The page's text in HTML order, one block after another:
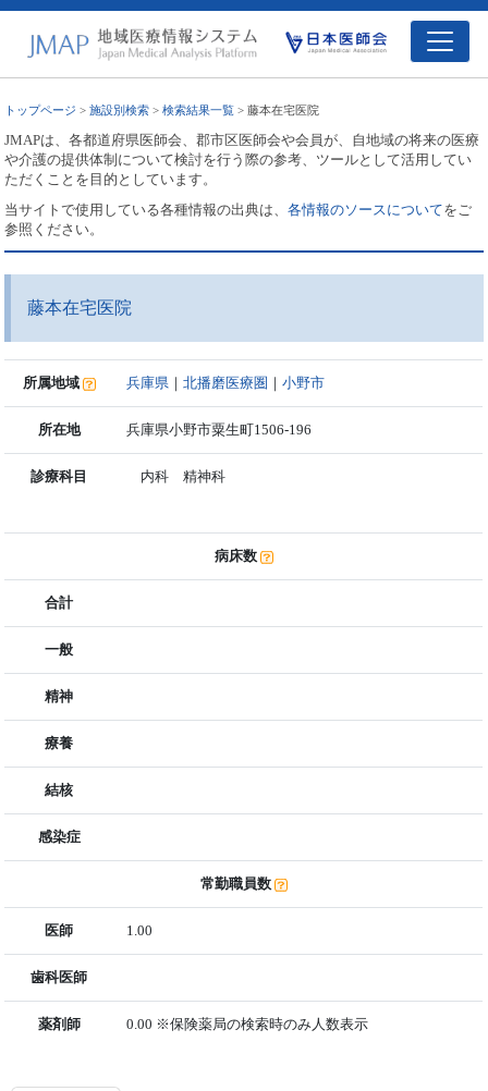
トップページ >施設別検索 >検索結果一覧 > 藤本在宅医院
JMAPは、各都道府県医師会、郡市区医師会や会員が、自地域の将来の医療
や介護の提供体制について検討を行う際の参考、ツールとして活用してい
ただくことを目的としています。
当サイトで使用している各種情報の出典は、各情報のソースについてをご
参照ください。
藤本在宅医院
所属地域 兵庫県 ｜北播磨医療圏 ｜小野市
所在地 兵庫県小野市粟生町1506-196
診療科目 内科 精神科
病床数
合計
一般
精神
療養
結核
感染症
常勤職員数
医師 1.00
歯科医師
薬剤師 0.00 ※保険薬局の検索時のみ人数表示